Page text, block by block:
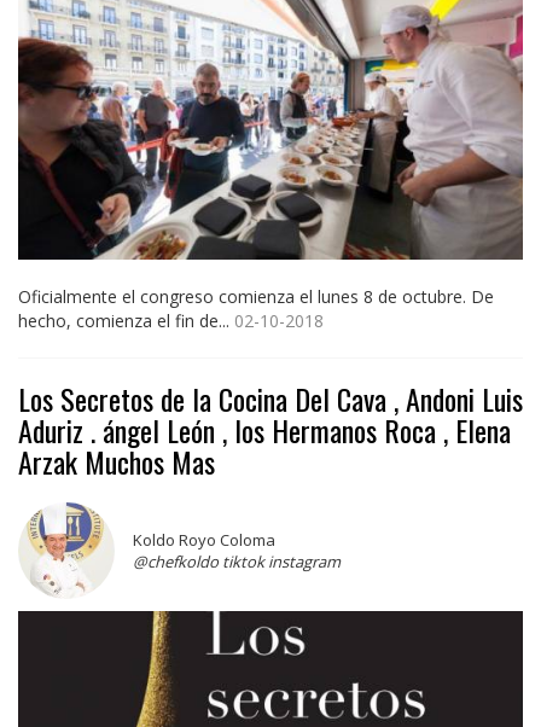
Oficialmente el congreso comienza el lunes 8 de octubre. De
hecho, comienza el fin de... 02-10-2018
Los Secretos de la Cocina Del Cava , Andoni Luis
Aduriz . ángel León , los Hermanos Roca , Elena
Arzak Muchos Mas
Koldo Royo Coloma
@chefkoldo tiktok instagram